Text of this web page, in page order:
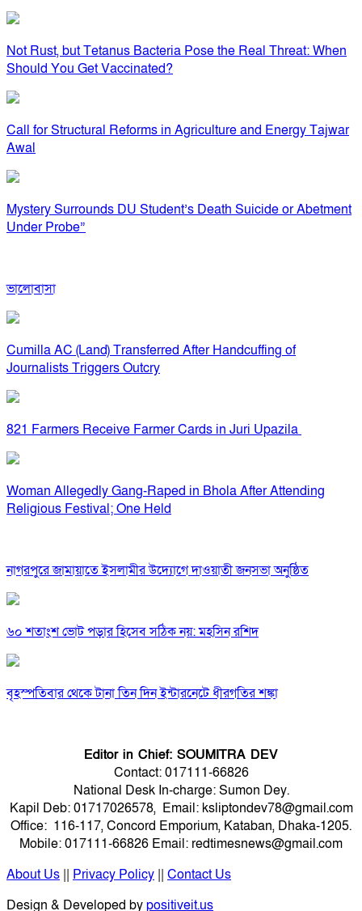
Not Rust, but Tetanus Bacteria Pose the Real Threat: When
Should You Get Vaccinated?
Call for Structural Reforms in Agriculture and Energy Tajwar
Awal
Mystery Surrounds DU Student’s Death Suicide or Abetment
Under Probe”
ভালোবাসা
Cumilla AC (Land) Transferred After Handcuffing of
Journalists Triggers Outcry
821 Farmers Receive Farmer Cards in Juri Upazila
Woman Allegedly Gang-Raped in Bhola After Attending
Religious Festival; One Held
নাগরপুরে জামায়াতে ইসলামীর উদ্যোগে দাওয়াতী জনসভা অনুষ্ঠিত
৬০ শতাংশ ভোট পড়ার হিসেব সঠিক নয়: মহসিন রশিদ
বৃহস্পতিবার থেকে টানা তিন দিন ইন্টারনেটে ধীরগতির শঙ্কা
Editor in Chief: SOUMITRA DEV
Contact: 017111-66826
National Desk In-charge: Sumon Dey.
Kapil Deb: 01717026578, Email: ksliptondev78@gmail.com
Office: 116-117, Concord Emporium, Kataban, Dhaka-1205.
Mobile: 017111-66826 Email: redtimesnews@gmail.com
About Us || Privacy Policy || Contact Us
Design & Developed bypositiveit.us